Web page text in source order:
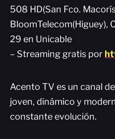
508 HD(San Fco.
BloomTelecom(Higuey),
29 en Unicable
– Streaming gratis por
Acento TV es un canal
joven, dinámico y
constante evolución.